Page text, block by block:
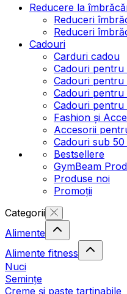
Reducere la
Reduceri
Reduceri
Cadouri
Carduri cadou
Cadouri pentru
Cadouri pentru
Cadouri pentru
Cadouri pentru
Fashion și
Accesorii
Cadouri sub 50
Bestsellere
GymBeam
Produse noi
Promoții
Categorii
Alimente
Alimente fitness
Nuci
Semințe
Creme și paste tartinabile